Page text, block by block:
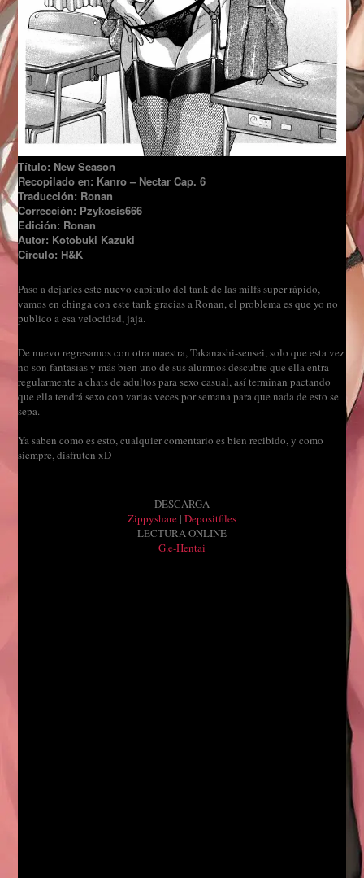
Título: New Season
Recopilado en: Kanro – Nectar Cap. 6
Traducción: Ronan
Corrección: Pzykosis666
Edición: Ronan
Autor: Kotobuki Kazuki
Circulo: H&K
Paso a dejarles este nuevo capitulo del tank de las milfs super rápido,
vamos en chinga con este tank gracias a Ronan, el problema es que yo no
publico a esa velocidad, jaja.
De nuevo regresamos con otra maestra, Takanashi-sensei, solo que esta vez
no son fantasias y más bien uno de sus alumnos descubre que ella entra
regularmente a chats de adultos para sexo casual, así terminan pactando
que ella tendrá sexo con varias veces por semana para que nada de esto se
sepa.
Ya saben como es esto, cualquier comentario es bien recibido, y como
siempre, disfruten xD
DESCARGA
Zippyshare | Depositfiles
LECTURA ONLINE
G.e-Hentai